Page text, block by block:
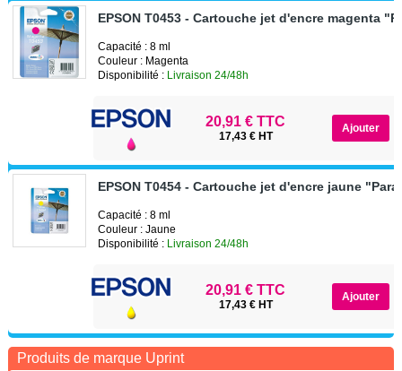
EPSON T0453 - Cartouche jet d'encre magenta
Capacité : 8 ml
Couleur : Magenta
Disponibilité : Livraison 24/48h
20,91 € TTC
17,43 € HT
EPSON T0454 - Cartouche jet d'encre jaune
Capacité : 8 ml
Couleur : Jaune
Disponibilité : Livraison 24/48h
20,91 € TTC
17,43 € HT
Produits de marque Uprint